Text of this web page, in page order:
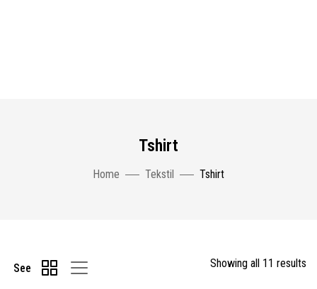
Tshirt
Home Tekstil Tshirt
Showing all 11 results
See